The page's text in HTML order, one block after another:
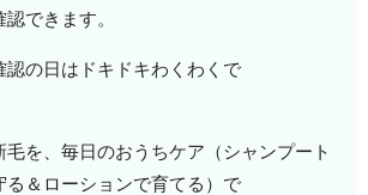
できます。
認の日はドキドキわくわくで
毛を、毎日のおうちケア（シャンプート
る＆ローションで育てる）で